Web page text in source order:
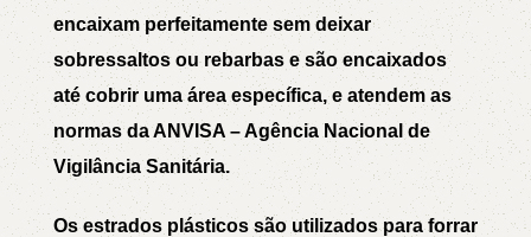
encaixam perfeitamente sem deixar
sobressaltos ou rebarbas e são encaixados
até cobrir uma área específica, e atendem as
normas da ANVISA – Agência Nacional de
Vigilância Sanitária.
Osestrados plásticossão utilizados para forrar